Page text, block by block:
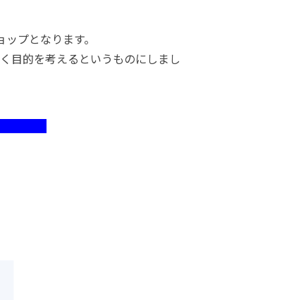
プとなります。
目的を考えるというものにしまし